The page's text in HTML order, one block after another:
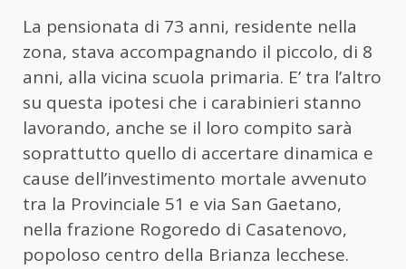
La pensionata di 73 anni, residente nella
zona, stava accompagnando il piccolo, di 8
anni, alla vicina scuola primaria. E’ tra l’altro
su questa ipotesi che i carabinieri stanno
lavorando, anche se il loro compito sarà
soprattutto quello di accertare dinamica e
cause dell’investimento mortale avvenuto
tra la Provinciale 51 e via San Gaetano,
nella frazione Rogoredo di Casatenovo,
popoloso centro della Brianza lecchese.